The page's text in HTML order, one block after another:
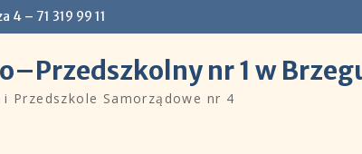
4 – 71 319 99 11
nr 1 w
Przedszkole Samorządowe nr 4